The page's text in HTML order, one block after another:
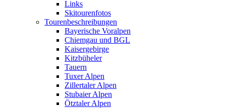
Links
Skitourenfotos
Tourenbeschreibungen
Bayerische Voralpen
Chiemgau und BGL
Kaisergebirge
Kitzbüheler
Tauern
Tuxer Alpen
Zillertaler Alpen
Stubaier Alpen
Ötztaler Alpen